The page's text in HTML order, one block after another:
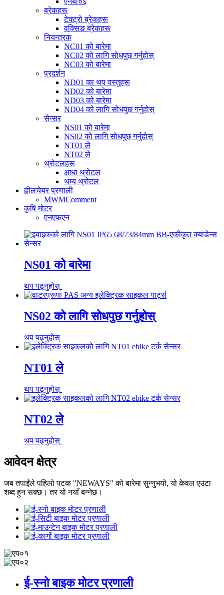
ब्रेकहरू
टेक्ट्रो ब्रेकहरू
वक्सिङ ब्रेकहरू
नियन्त्रक
NC01 को बारेमा
NC02 को लागि सोधपुछ गर्नुहोस्
NC03 को बारेमा
प्रदर्शन
ND01 का थप वस्तुहरू
ND02 को बारेमा
ND03 को बारेमा
ND04 को लागि सोधपुछ गर्नुहोस्
सेन्सर
NS01 को बारेमा
NS02 को लागि सोधपुछ गर्नुहोस्
NT01 ले
NT02 ले
थ्रोटलहरू
आधा थ्रोटल
थम्ब थ्रोटल
ह्वीलचेयर प्रणाली
MWMComment
कृषि मोटर
एनएफएन
NS01 को बारेमा
थप पढ्नुहोस्
NS02 को लागि सोधपुछ गर्नुहोस्
थप पढ्नुहोस्
NT01 ले
थप पढ्नुहोस्
NT02 ले
थप पढ्नुहोस्
आवेदन क्षेत्र
जब तपाईंले पहिलो पटक "NEWAYS" को बारेमा सुन्नुभयो, यो केवल एउटा
शब्द हुन सक्छ। तर यो नयाँ बन्नेछ।
ई-स्नो बाइक मोटर प्रणाली